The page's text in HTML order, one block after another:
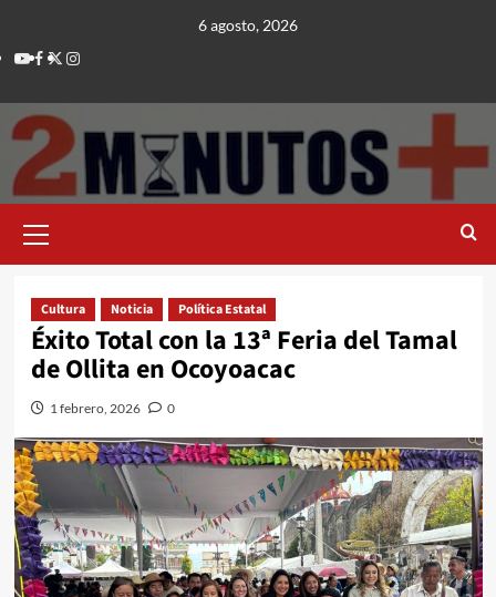
contenido
6 agosto, 2026
Youtube
Facebook
TwitterInstagram
principal
Cultura Noticia Política Estatal
Éxito Total con la 13ª Feria del Tamal
de Ollita en Ocoyoacac
1 febrero, 2026 0